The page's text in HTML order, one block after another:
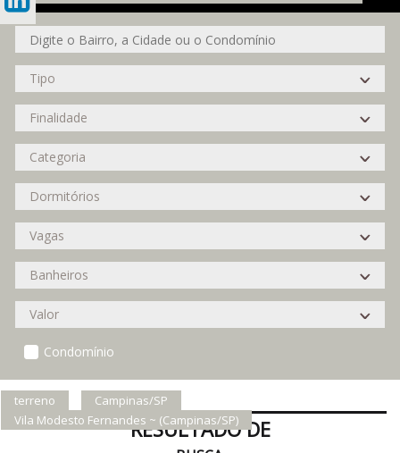
Condomínio
terreno
Campinas/SP
Vila Modesto Fernandes ~ (Campinas/SP)
RESULTADO DE